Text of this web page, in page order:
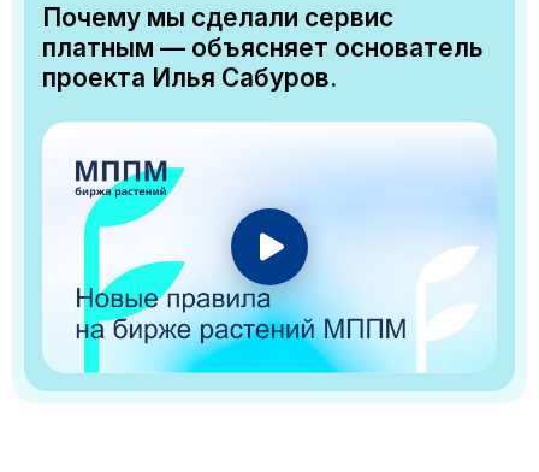
Почему мы сделали сервис
платным — объясняет основатель
проекта Илья Сабуров.